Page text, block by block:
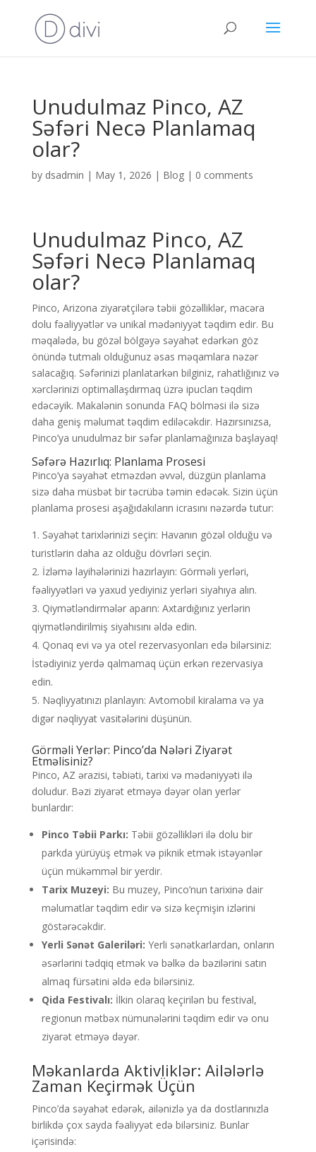
Unudulmaz Pinco, AZ
Səfəri Necə Planlamaq
olar?
by dsadmin | May 1, 2026 | Blog| 0 comments
Unudulmaz Pinco, AZ
Səfəri Necə Planlamaq
olar?
Pinco, Arizona ziyarətçilərə təbii gözəlliklər, macəra
dolu fəaliyyətlər və unikal mədəniyyət təqdim edir. Bu
məqalədə, bu gözəl bölgəyə səyahət edərkən göz
önündə tutmalı olduğunuz əsas məqamlara nəzər
salacağıq. Səfərinizi planlatarkən bilginiz, rahatlığınız və
xərclərinizi optimallaşdırmaq üzrə ipucları təqdim
edəcəyik. Makalənin sonunda FAQ bölməsi ilə sizə
daha geniş məlumat təqdim ediləcəkdir. Hazırsınızsa,
Pinco’ya unudulmaz bir səfər planlamağınıza başlayaq!
Səfərə Hazırlıq: Planlama Prosesi
Pinco’ya səyahət etməzdən əvvəl, düzgün planlama
sizə daha müsbət bir təcrübə təmin edəcək. Sizin üçün
planlama prosesi aşağıdakıların icrasını nəzərdə tutur:
Səyahət tarixlərinizi seçin: Havanın gözəl olduğu və
turistlərin daha az olduğu dövrləri seçin.
İzləmə layihələrinizi hazırlayın: Görməli yerləri,
fəaliyyətləri və yaxud yediyiniz yerləri siyahıya alın.
Qiymətləndirmələr aparın: Axtardığınız yerlərin
qiymətləndirilmiş siyahısını əldə edin.
Qonaq evi və ya otel rezervasyonları edə bilərsiniz:
İstədiyiniz yerdə qalmamaq üçün erkən rezervasiya
edin.
Nəqliyyatınızı planlayın: Avtomobil kiralama və ya
digər nəqliyyat vasitələrini düşünün.
Görməli Yerlər: Pinco’da Nələri Ziyarət
Etməlisiniz?
Pinco, AZ ərazisi, təbiəti, tarixi və mədəniyyəti ilə
doludur. Bəzi ziyarət etməyə dəyər olan yerlər
bunlardır:
Pinco Təbii Parkı: Təbii gözəllikləri ilə dolu bir
parkda yürüyüş etmək və piknik etmək istəyənlər
üçün mükəmməl bir yerdir.
Tarix Muzeyi: Bu muzey, Pinco’nun tarixinə dair
məlumatlar təqdim edir və sizə keçmişin izlərini
göstərəcəkdir.
Yerli Sənət Galeriləri: Yerli sənətkarlardan, onların
əsərlərini tədqiq etmək və bəlkə də bəzilərini satın
almaq fürsətini əldə edə bilərsiniz.
Qida Festivalı: İlkin olaraq keçirilən bu festival,
regionun mətbəx nümunələrini təqdim edir və onu
ziyarət etməyə dəyər.
Məkanlarda Aktivliklər: Ailələrlə
Zaman Keçirmək Üçün
Pinco’da səyahət edərək, ailənizlə ya da dostlarınızla
birlikdə çox sayda fəaliyyət edə bilərsiniz. Bunlar
içərisində: